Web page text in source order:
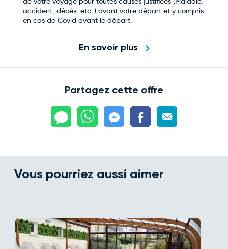
accident, décès, etc..) avant votre départ et y compris
en cas de Covid avant le départ.
En savoir plus
Partagez cette offre
Vous pourriez aussi aimer